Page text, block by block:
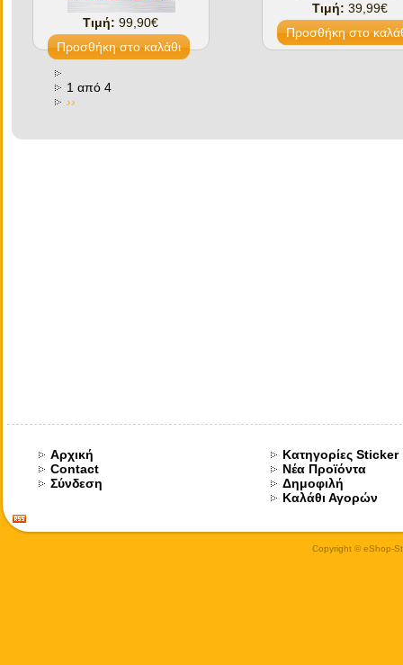
Τιμή:99,90€
Τιμή:39,99€
1 από 4
››
Αρχική
Contact
Σύνδεση
Κατηγορίες Sticker
Νέα Προϊόντα
Δημοφιλή
Καλάθι Αγορών
Copyright © eShop-